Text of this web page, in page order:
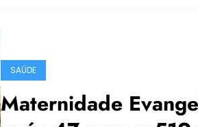
SAÚDE
Maternidade